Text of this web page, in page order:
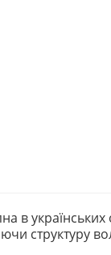
в
структуру